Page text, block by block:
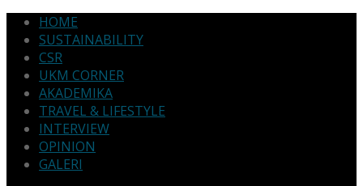
HOME
SUSTAINABILITY
CSR
UKM CORNER
AKADEMIKA
TRAVEL & LIFESTYLE
INTERVIEW
OPINION
GALERI